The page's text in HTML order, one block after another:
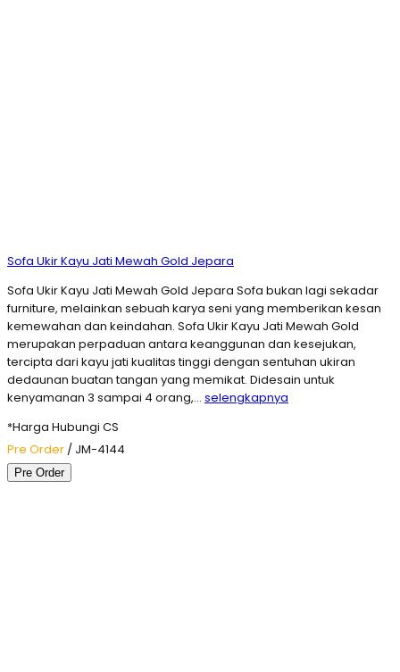
Sofa Ukir Kayu Jati Mewah Gold Jepara
Sofa Ukir Kayu Jati Mewah Gold Jepara Sofa bukan lagi sekadar
furniture, melainkan sebuah karya seni yang memberikan kesan
kemewahan dan keindahan. Sofa Ukir Kayu Jati Mewah Gold
merupakan perpaduan antara keanggunan dan kesejukan,
tercipta dari kayu jati kualitas tinggi dengan sentuhan ukiran
dedaunan buatan tangan yang memikat. Didesain untuk
kenyamanan 3 sampai 4 orang,… selengkapnya
*Harga Hubungi CS
Pre Order / JM-4144
Pre Order